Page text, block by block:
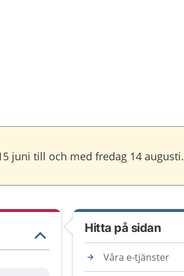
juni till och med fredag 14 augusti.
Hitta på sidan
Våra e-tjänster